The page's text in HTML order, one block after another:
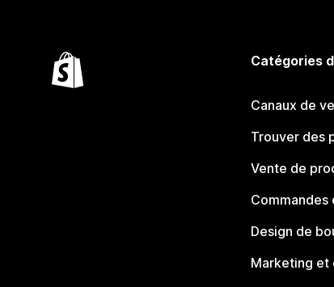
Catégories
Canaux de
Trouver des
Vente de
Design de
Marketing et